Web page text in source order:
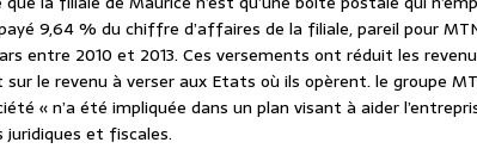
9,64 % du chiffre d’affaires de la filiale, pareil pour
entre 2010 et 2013. Ces versements ont réduit les
sur le revenu à verser aux Etats où ils opèrent. le groupe
« n’a été impliquée dans un plan visant à aider
juridiques et fiscales.